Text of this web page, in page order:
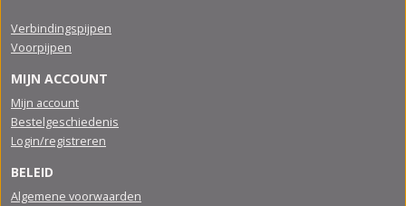
Verbindingspijpen
Voorpijpen
MIJN ACCOUNT
Mijn account
Bestelgeschiedenis
Login/registreren
BELEID
Algemene voorwaarden